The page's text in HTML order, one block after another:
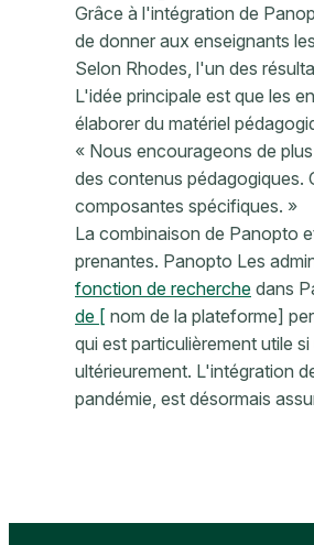
Grâce à l'intégration de
de donner aux enseignants
Selon Rhodes, l'un des
L'idée principale est que les
élaborer du matériel
« Nous encourageons de
des contenus pédagogiques.
composantes spécifiques. »
La combinaison de Panopto
prenantes. Panopto Les
fonction de recherche dans
de [ nom de la plateforme]
qui est particulièrement utile
ultérieurement. L'intégration
pandémie, est désormais